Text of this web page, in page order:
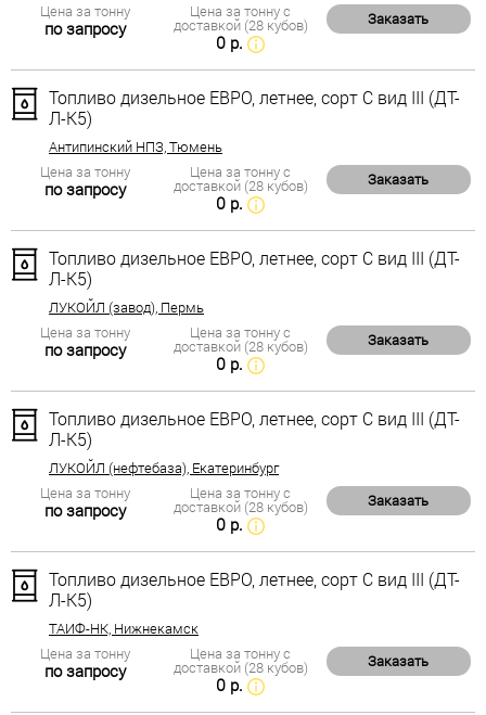
Цена за тонну
по запросу
Цена за тонну с
доставкой (28 кубов)
0 р.
Заказать
Топливо дизельное ЕВРО, летнее, сорт С вид III (ДТ-
Л-К5)
Антипинский НПЗ, Тюмень
Цена за тонну
по запросу
Цена за тонну с
доставкой (28 кубов)
0 р.
Заказать
Топливо дизельное ЕВРО, летнее, сорт С вид III (ДТ-
Л-К5)
ЛУКОЙЛ (завод), Пермь
Цена за тонну
по запросу
Цена за тонну с
доставкой (28 кубов)
0 р.
Заказать
Топливо дизельное ЕВРО, летнее, сорт С вид III (ДТ-
Л-К5)
ЛУКОЙЛ (нефтебаза), Екатеринбург
Цена за тонну
по запросу
Цена за тонну с
доставкой (28 кубов)
0 р.
Заказать
Топливо дизельное ЕВРО, летнее, сорт С вид III (ДТ-
Л-К5)
ТАИФ-НК, Нижнекамск
Цена за тонну
по запросу
Цена за тонну с
доставкой (28 кубов)
0 р.
Заказать